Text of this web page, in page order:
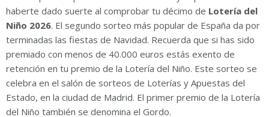
haberte dado suerte al comprobar tu décimo de Lotería del
Niño 2026. El segundo sorteo más popular de España da por
terminadas las fiestas de Navidad. Recuerda que si has sido
premiado con menos de 40.000 euros estás exento de
retención en tu premio de la Lotería del Niño. Este sorteo se
celebra en el salón de sorteos de Loterías y Apuestas del
Estado, en la ciudad de Madrid. El primer premio de la Lotería
del Niño también se denomina el Gordo.